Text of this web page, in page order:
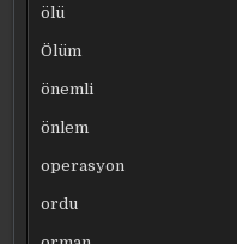
ölü
Ölüm
önemli
önlem
operasyon
ordu